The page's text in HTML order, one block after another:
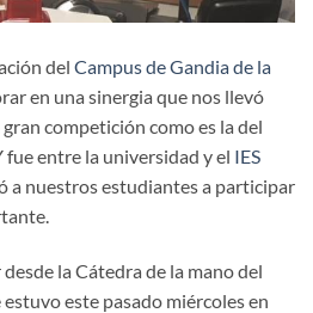
del Campus de Gandia de la
en una sinergia que nos llevó
competición como es la del
fue entre la universidad y el IES
a nuestros estudiantes a participar
la Cátedra de la mano del
este pasado miércoles en